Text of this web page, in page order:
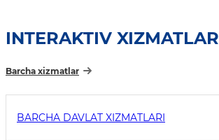
INTERAKTIV XIZMATLAR
Barcha xizmatlar
BARCHA DAVLAT XIZMATLARI